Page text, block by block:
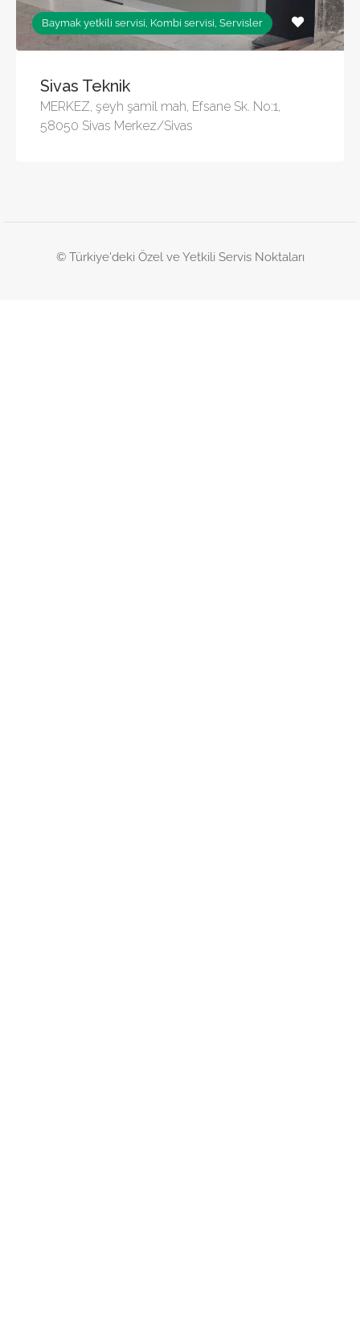
Baymak yetkili servisi, Kombi servisi, Servisler
Sivas Teknik
MERKEZ, şeyh şamil mah, Efsane Sk. No:1,
58050 Sivas Merkez/Sivas
© Türkiye'deki Özel ve Yetkili Servis Noktaları